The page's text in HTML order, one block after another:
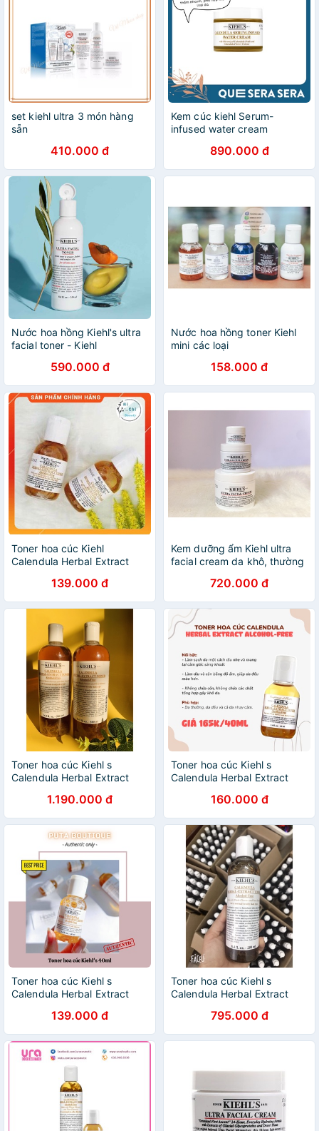
set kiehl ultra 3 món hàng
sẵn
410.000 đ
Kem cúc kiehl Serum-
infused water cream
890.000 đ
Nước hoa hồng Kiehl's ultra
facial toner - Kiehl
590.000 đ
Nước hoa hồng toner Kiehl
mini các loại
158.000 đ
Toner hoa cúc Kiehl
Calendula Herbal Extract
139.000 đ
Kem dưỡng ẩm Kiehl ultra
facial cream da khô, thường
720.000 đ
Toner hoa cúc Kiehl s
Calendula Herbal Extract
1.190.000 đ
Toner hoa cúc Kiehl s
Calendula Herbal Extract
160.000 đ
Toner hoa cúc Kiehl s
Calendula Herbal Extract
139.000 đ
Toner hoa cúc Kiehl s
Calendula Herbal Extract
795.000 đ